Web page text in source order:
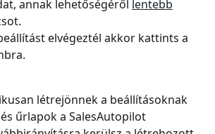
annak lehetőségéről lentebb
elvégeztél akkor kattints a
létrejönnek a beállításoknak
űrlapok a SalesAutopilot